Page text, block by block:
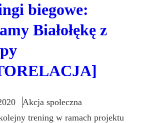
biegowe:
Białołękę z
Akcja społeczna
trening w ramach projektu